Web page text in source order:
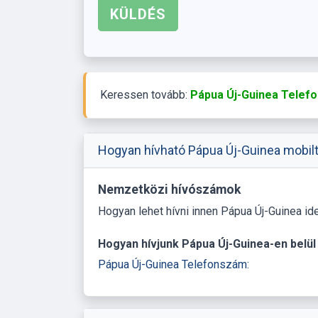
Keressen tovább: Pápua Új-Guinea
Hogyan hívható Pápua Új-Guinea
Nemzetközi hívószámok
Hogyan lehet hívni innen Pápua Új-Guinea
Hogyan hívjunk Pápua Új-Guinea-en belül
Pápua Új-Guinea Telefonszám: